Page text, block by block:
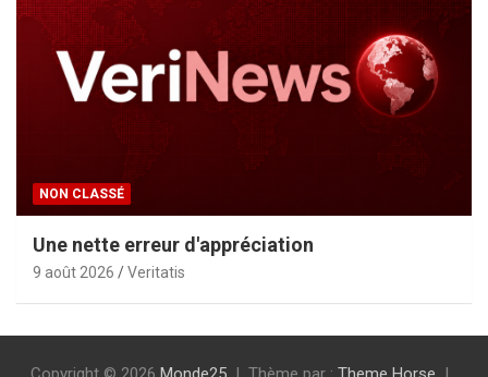
NON CLASSÉ
Une nette erreur d'appréciation
9 août 2026 Veritatis